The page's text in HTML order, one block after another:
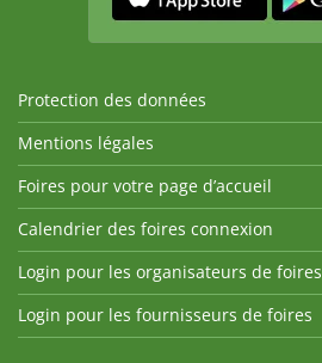
Protection des données
Mentions légales
Foires pour votre page d’accueil
Calendrier des foires connexion
Login pour les organisateurs de foires
Login pour les fournisseurs de foires